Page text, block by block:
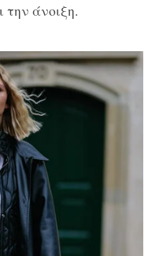
την άνοιξη.